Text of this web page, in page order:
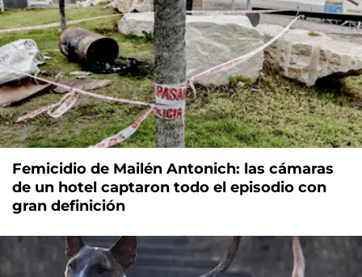
Femicidio de Mailén Antonich: las cámaras
de un hotel captaron todo el episodio con
gran definición